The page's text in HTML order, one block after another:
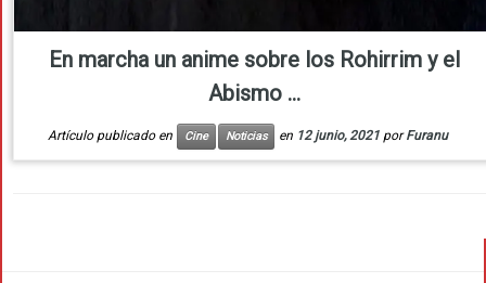
En marcha un anime sobre los Rohirrim y el
Abismo ...
Artículo publicado en Cine Noticias en 12 junio, 2021 porFuranu